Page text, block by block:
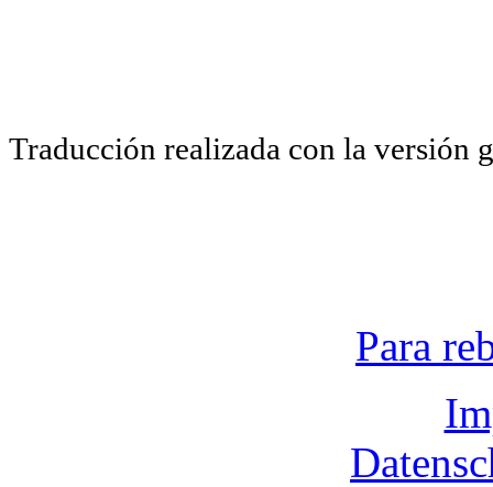
Traducción realizada con la versión
Para